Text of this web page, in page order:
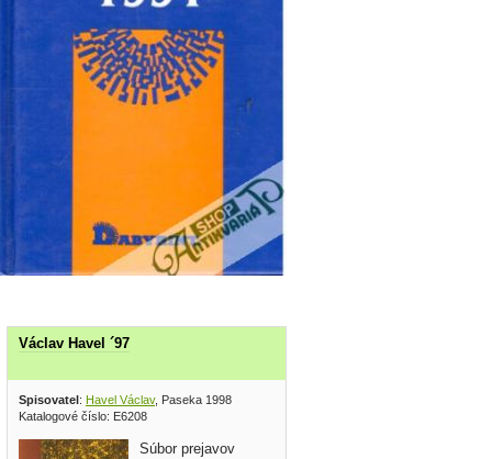
Václav Havel ´97
Spisovatel: Havel Václav, Paseka 1998
Katalogové číslo: E6208
Súbor prejavov